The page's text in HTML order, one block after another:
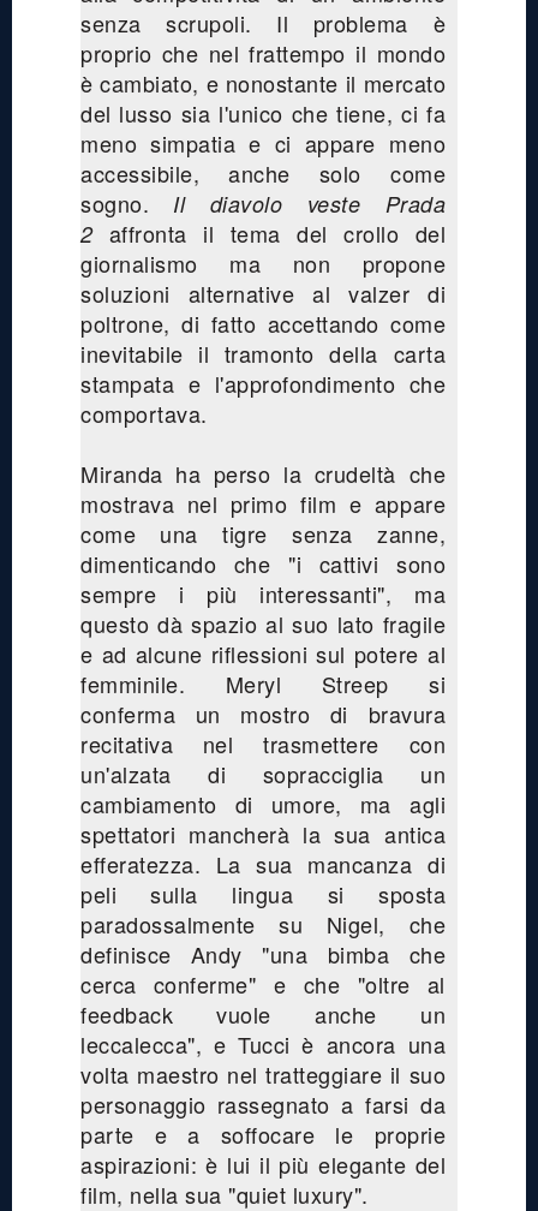
senza scrupoli. Il problema è
proprio che nel frattempo il mondo
è cambiato, e nonostante il mercato
del lusso sia l'unico che tiene, ci fa
meno simpatia e ci appare meno
accessibile, anche solo come
sogno. Il diavolo veste Prada
2affronta il tema del crollo del
giornalismo ma non propone
soluzioni alternative al valzer di
poltrone, di fatto accettando come
inevitabile il tramonto della carta
stampata e l'approfondimento che
comportava.
Miranda ha perso la crudeltà che
mostrava nel primo film e appare
come una tigre senza zanne,
dimenticando che "i cattivi sono
sempre i più interessanti", ma
questo dà spazio al suo lato fragile
e ad alcune riflessioni sul potere al
femminile. Meryl Streep si
conferma un mostro di bravura
recitativa nel trasmettere con
un'alzata di sopracciglia un
cambiamento di umore, ma agli
spettatori mancherà la sua antica
efferatezza. La sua mancanza di
peli sulla lingua si sposta
paradossalmente su Nigel, che
definisce Andy "una bimba che
cerca conferme" e che "oltre al
feedback vuole anche un
leccalecca", e Tucci è ancora una
volta maestro nel tratteggiare il suo
personaggio rassegnato a farsi da
parte e a soffocare le proprie
aspirazioni: è lui il più elegante del
film, nella sua "quiet luxury".